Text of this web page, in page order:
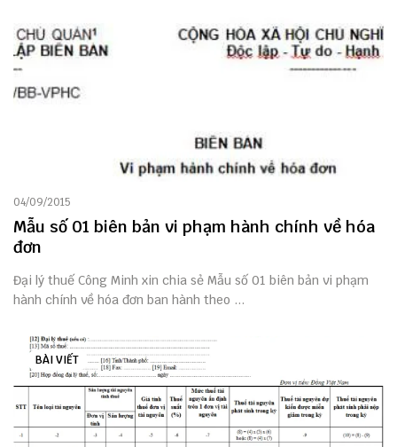
04/09/2015
Mẫu số 01 biên bản vi phạm hành chính về hóa
đơn
Đại lý thuế Công Minh xin chia sẻ Mẫu số 01 biên bản vi phạm
hành chính về hóa đơn ban hành theo ...
BÀI VIẾT